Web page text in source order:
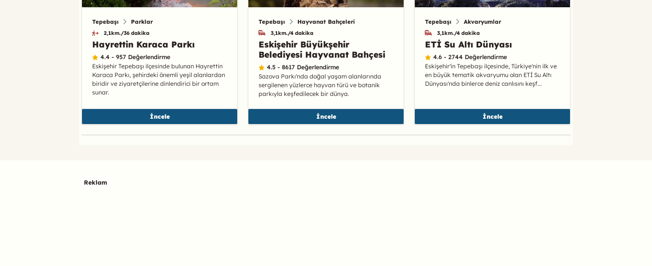
Tepebaşı Parklar
2,1km./36 dakika
Hayrettin Karaca Parkı
4.4 - 957 Değerlendirme
Eskişehir Tepebaşı ilçesinde bulunan Hayrettin
Karaca Parkı, şehirdeki önemli yeşil alanlardan
biridir ve ziyaretçilerine dinlendirici bir ortam
sunar.
İncele
Tepebaşı Hayvanat Bahçeleri
3,1km./4 dakika
Eskişehir Büyükşehir
Belediyesi Hayvanat Bahçesi
4.5 - 8617 Değerlendirme
Sazova Parkı'nda doğal yaşam alanlarında
sergilenen yüzlerce hayvan türü ve botanik
parkıyla keşfedilecek bir dünya.
İncele
Tepebaşı Akvaryumlar
3,1km./4 dakika
ETİ Su Altı Dünyası
4.6 - 2744 Değerlendirme
Eskişehir'in Tepebaşı ilçesinde, Türkiye'nin ilk ve
en büyük tematik akvaryumu olan ETİ Su Altı
Dünyası'nda binlerce deniz canlısını keşf...
İncele
Reklam